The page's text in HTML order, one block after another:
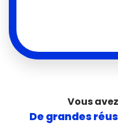
Vous
De grandes